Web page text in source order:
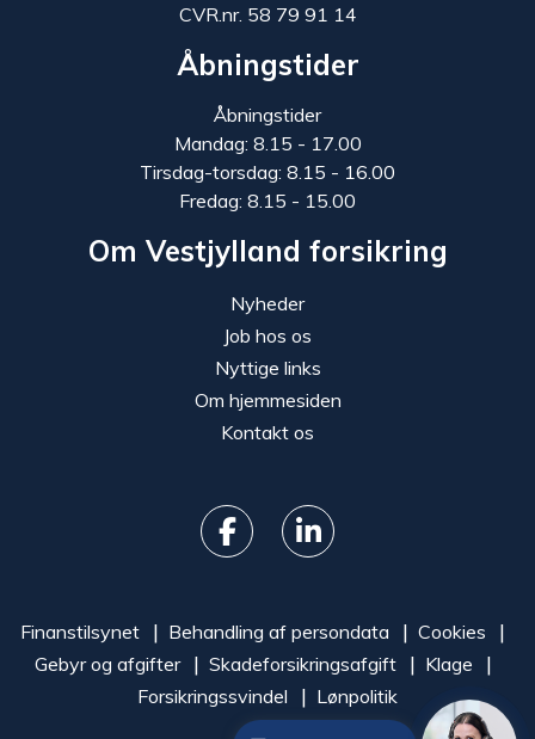
CVR.nr. 58 79 91 14
Åbningstider
Åbningstider
Mandag: 8.15 - 17.00
Tirsdag-torsdag: 8.15 - 16.00
Fredag: 8.15 - 15.00
Om Vestjylland forsikring
Nyheder
Job hos os
Nyttige links
Om hjemmesiden
Kontakt os
Finanstilsynet Behandling af persondata
Cookies
Gebyr og afgifter
Skadeforsikringsafgift
Klage
Forsikringssvindel
Lønpolitik